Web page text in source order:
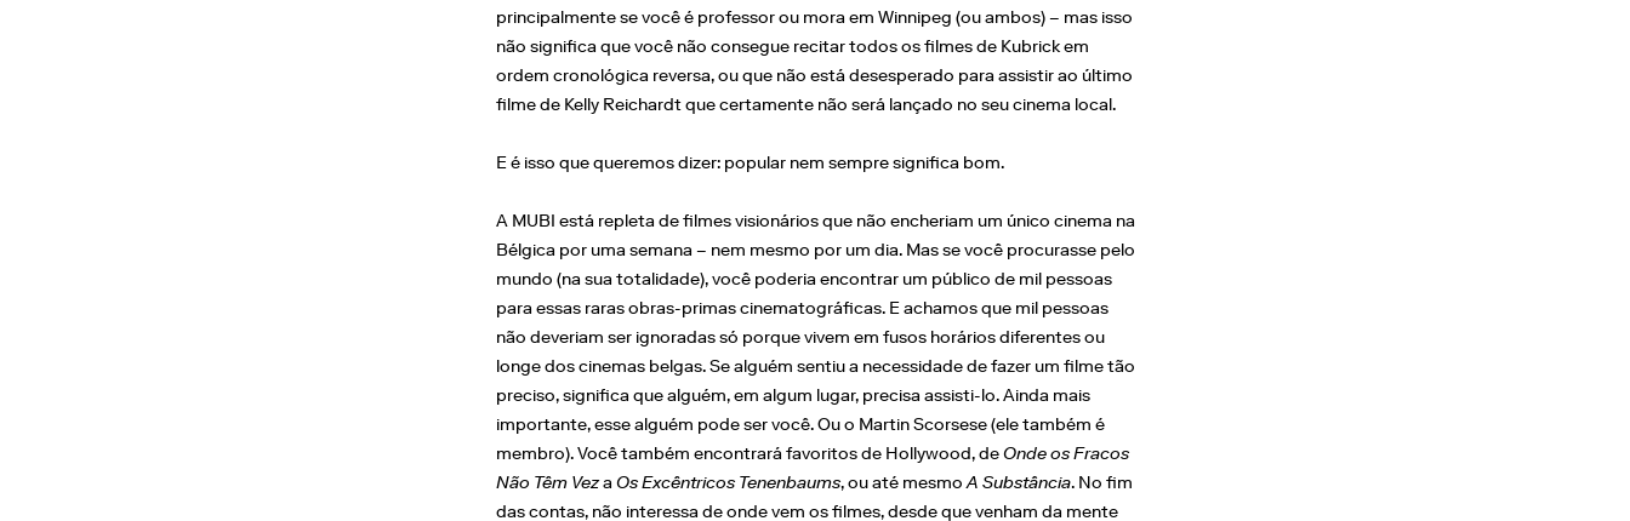
principalmente se você é professor ou mora em Winnipeg (ou ambos) – mas isso
não significa que você não consegue recitar todos os filmes de Kubrick em
ordem cronológica reversa, ou que não está desesperado para assistir ao último
filme de Kelly Reichardt que certamente não será lançado no seu cinema local.
E é isso que queremos dizer: popular nem sempre significa bom.
A MUBI está repleta de filmes visionários que não encheriam um único cinema na
Bélgica por uma semana – nem mesmo por um dia. Mas se você procurasse pelo
mundo (na sua totalidade), você poderia encontrar um público de mil pessoas
para essas raras obras-primas cinematográficas. E achamos que mil pessoas
não deveriam ser ignoradas só porque vivem em fusos horários diferentes ou
longe dos cinemas belgas. Se alguém sentiu a necessidade de fazer um filme tão
preciso, significa que alguém, em algum lugar, precisa assisti-lo. Ainda mais
importante, esse alguém pode ser você. Ou o Martin Scorsese (ele também é
membro). Você também encontrará favoritos de Hollywood, deOnde os Fracos
Não Têm Veza Os Excêntricos Tenenbaums, ou até mesmoA Substância. No fim
das contas, não interessa de onde vem os filmes, desde que venham da mente